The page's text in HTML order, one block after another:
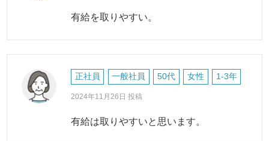
有給を取りやすい。
正社員 一般社員 50代 女性 1-3年
2024年11月26日 投稿
有給は取りやすいと思います。